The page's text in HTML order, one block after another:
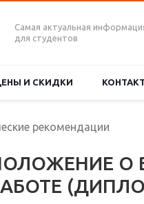
Самая актуальная
для студентов
И СКИДКИ
рекомендации
О